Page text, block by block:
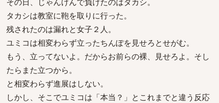
タカシは教室に鞄を取りに行った。
残されたのは漏れと女子２人。
ユミコは相変わらず立ったちんぽを見せろとせがむ。
もう、立ってないよ。だからお前らの裸、見せろよ。そし
たらまた立つから。
と相変わらず進展はしない。
しかし、そこでユミコは「本当？」とこれまでと違う反応